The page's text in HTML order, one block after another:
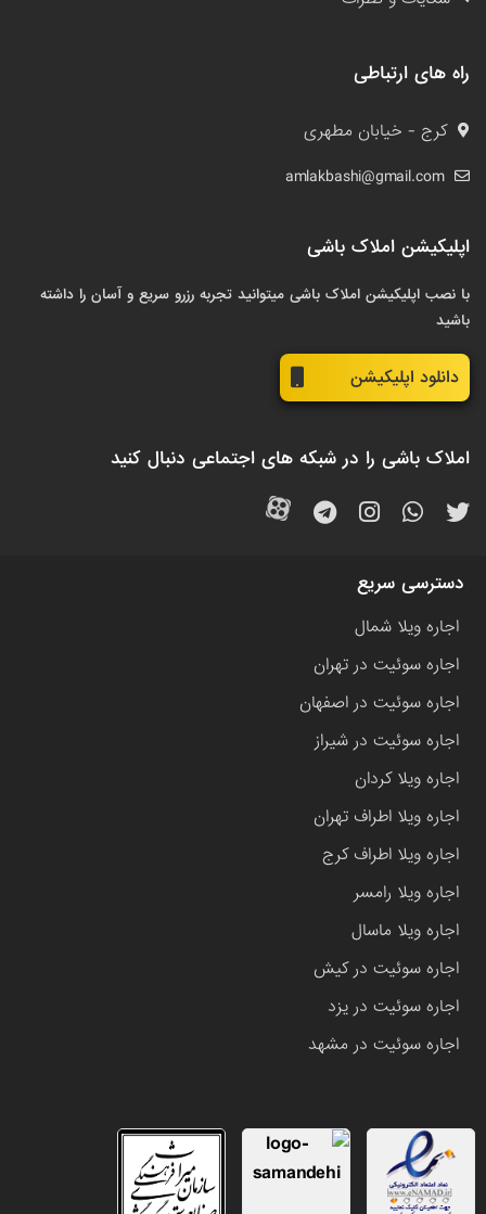
راه های ارتباطی
کرج - خیابان مطهری
amlakbashi@gmail.com
اپلیکیشن املاک باشی
با نصب اپلیکیشن املاک باشی میتوانید تجربه رزرو سریع و آسان را داشته
باشید
دانلود اپلیکیشن
املاک باشی را در شبکه های اجتماعی دنبال کنید
دسترسی سریع
اجاره ویلا شمال
اجاره سوئیت در تهران
اجاره سوئیت در اصفهان
اجاره سوئیت در شیراز
اجاره ویلا کردان
اجاره ویلا اطراف تهران
اجاره ویلا اطراف کرج
اجاره ویلا رامسر
اجاره ویلا ماسال
اجاره سوئیت در کیش
اجاره سوئیت در یزد
اجاره سوئیت در مشهد